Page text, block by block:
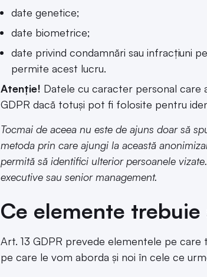
date genetice;
date biometrice;
date privind condamnări sau infracțiuni
permite acest lucru.
Atenție! Datele cu caracter personal care
GDPR dacă totuși pot fi folosite pentru
Tocmai de aceea nu este de ajuns doar să
metoda prin care ajungi la această
permită să identifici ulterior persoanele
executive sau senior management.
Ce elemente
Art. 13 GDPR prevede elementele pe
pe care le vom aborda și noi în cele ce